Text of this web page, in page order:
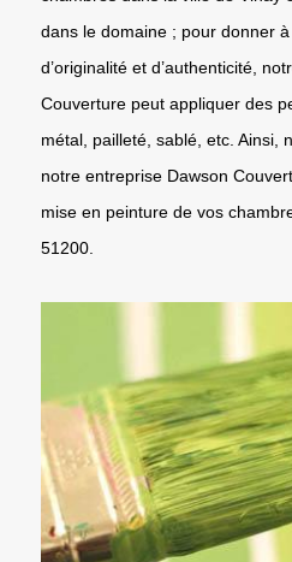
dans le domaine ; pour donner
d’originalité et d’authenticité,
Couverture peut appliquer des
métal, pailleté, sablé, etc. Ainsi,
notre entreprise Dawson
mise en peinture de vos
51200.